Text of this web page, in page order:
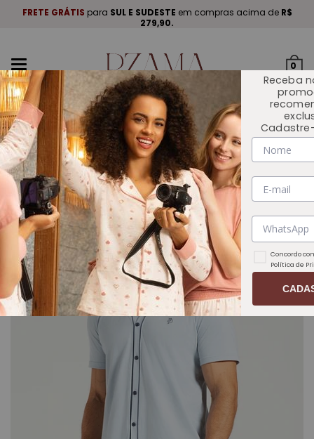
FRETE GRÁTIS para SUL E SUDESTE em compras acima de R$
279,90.
navegação
0
INÍCIO COLEÇÕES
Receba
Concordo
Política de